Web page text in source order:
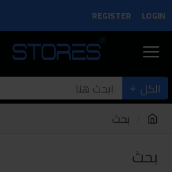
LOGIN
REGISTER
الكل
بحث
بحث